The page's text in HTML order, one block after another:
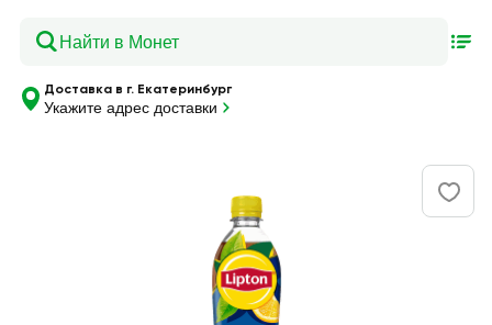
Доставка в г. Екатеринбург
Укажите адрес доставки